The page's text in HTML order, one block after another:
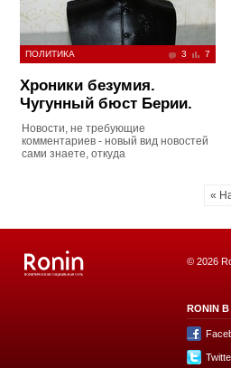
ПОЛИТИКА 3 7
Хроники безумия.
Чугунный бюст Берии.
Новости, не требующие
комментариев - новый вид новостей
сами знаете, откуда
«
© 2026
RONIN